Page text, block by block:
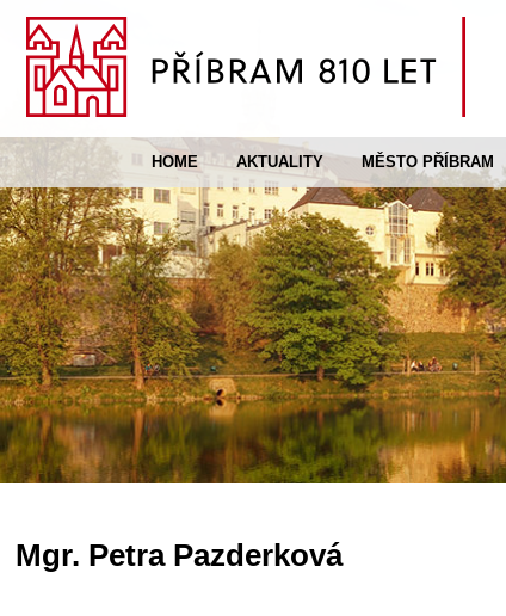
HOME AKTUALITY MĚSTO PŘÍBRAM
Mgr. Petra Pazderková